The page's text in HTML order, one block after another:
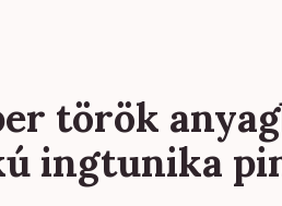
török
ingtunika